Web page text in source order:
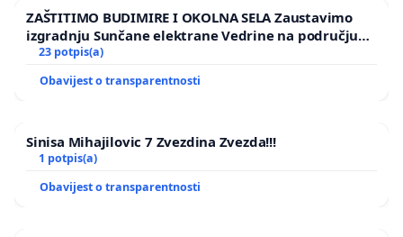
ZAŠTITIMO BUDIMIRE I OKOLNA SELA Zaustavimo
izgradnju Sunčane elektrane Vedrine na području
Ugljana
23 potpis(a)
Obavijest o transparentnosti
Sinisa Mihajilovic 7 Zvezdina Zvezda!!!
1 potpis(a)
Obavijest o transparentnosti